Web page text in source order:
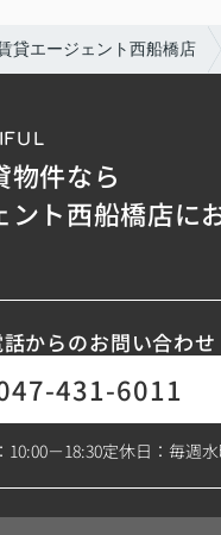
貸エージェント西船橋店
物件なら
ント西船橋店に
からのお問い合わせ
431-6011
10:00－18:30定休日：毎週